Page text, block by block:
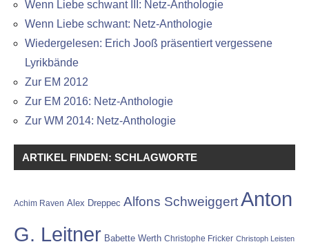
Wenn Liebe schwant III: Netz-Anthologie
Wenn Liebe schwant: Netz-Anthologie
Wiedergelesen: Erich Jooß präsentiert vergessene
Lyrikbände
Zur EM 2012
Zur EM 2016: Netz-Anthologie
Zur WM 2014: Netz-Anthologie
ARTIKEL FINDEN: SCHLAGWORTE
Achim Raven Alex Dreppec Alfons SchweiggertAnton
G. Leitner Babette Werth Christophe Fricker Christoph Leisten